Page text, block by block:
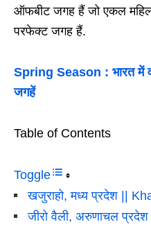
ऑफबीट जगह हैं जो एकल
परफेक्ट जगह हैं.
Spring Season : भारत
जगहें
Table of Contents
Toggle
खजुराहो, मध्य प्रदेश ||
जीरो वैली, अरुणाचल